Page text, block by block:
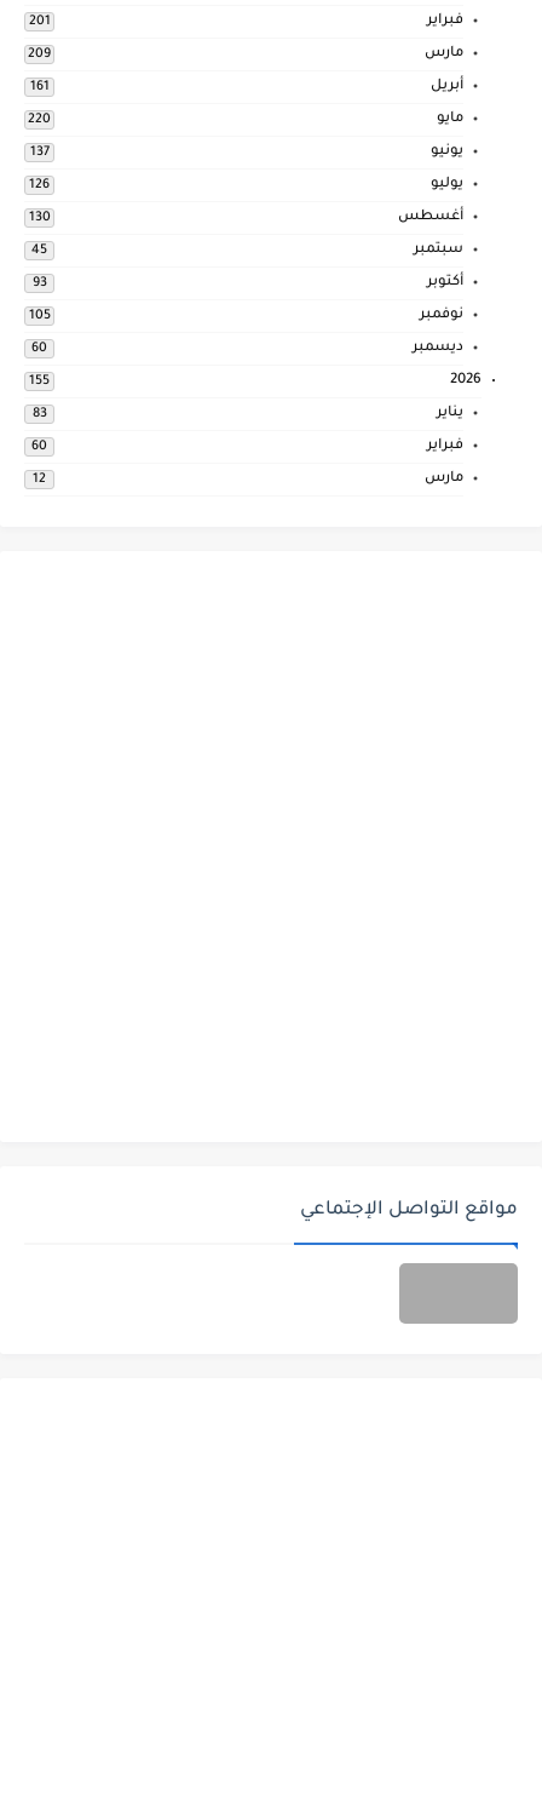
فبراير 201
مارس 209
أبريل 161
مايو 220
يونيو 137
يوليو 126
أغسطس 130
سبتمبر 45
أكتوبر 93
نوفمبر 105
ديسمبر 60
2026
155
يناير 83
فبراير 60
مارس 12
مواقع التواصل الإجتماعي